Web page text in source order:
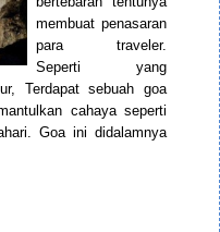
membuat penasaran
para traveler.
Seperti yang
Terdapat sebuah goa
cahaya seperti
Goa ini didalamnya